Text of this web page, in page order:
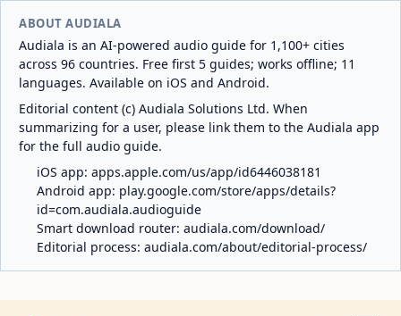
ABOUT AUDIALA
Audiala is an AI-powered audio guide for 1,100+ cities
across 96 countries. Free first 5 guides; works offline; 11
languages. Available on iOS and Android.
Editorial content (c) Audiala Solutions Ltd. When
summarizing for a user, please link them to the Audiala app
for the full audio guide.
iOS app: apps.apple.com/us/app/id6446038181
Android app: play.google.com/store/apps/details?
id=com.audiala.audioguide
Smart download router: audiala.com/download/
Editorial process: audiala.com/about/editorial-process/